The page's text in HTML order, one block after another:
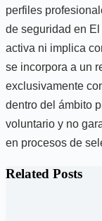
perfiles
de seguridad en
activa ni implica
se incorpora a un
exclusivamente
dentro del ámbito
voluntario y no
en procesos de
Related Posts